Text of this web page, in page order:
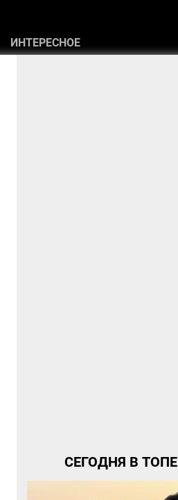
ИНТЕРЕСНОЕ
СЕГОДНЯ В ТОПЕ